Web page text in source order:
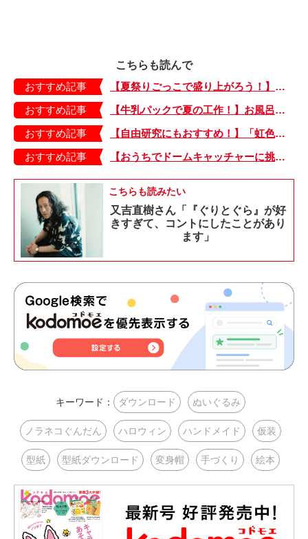
こちらも読んで
おすすめ記事
【夏祭りごっこで盛り上がろう！】紙皿やストローでフォトプロップス風のおしゃれな「おめん」の作り方
おすすめ記事
【牛乳パックで夏の工作！】お風呂やおうちプールで水に浮かべてあそぼ！「牛乳パックのぷかぷかボート」
おすすめ記事
【自由研究にもおすすめ！】「虹色うちわ」作ってみました！ 夏休みの工作に最＆高♪・編集部スタッフイチオシ！
おすすめ記事
【おうちでドームキャッチャーに挑戦だ】アンパンマン わくわくドームキャッチャー
こちらも読みたい
又吉直樹さん「『ぐりとぐら』が好
きすぎて、コントにしたことがあり
ます」
キーワード： ダウンロード ぬいぐるみ
ノラネコぐんだん ハロウィン ハンドメイド 仮装
型紙 型紙ダウンロード 変身帽 手づくり 絵本